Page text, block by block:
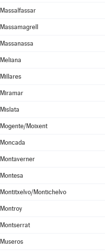
Massalfassar
Massamagrell
Massanassa
Meliana
Millares
Miramar
Mislata
Mogente/Moixent
Moncada
Montaverner
Montesa
Montitxelvo/Montichelvo
Montroy
Montserrat
Museros